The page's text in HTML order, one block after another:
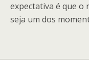
expectativa é que o
seja um dos